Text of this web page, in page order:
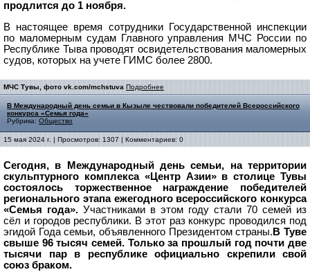
продлится до 1 ноября.
В настоящее время сотрудники Государственной инспекции
по маломерным судам Главного управления МЧС России по
Республике Тыва проводят освидетельствования маломерных
судов, которых на учете ГИМС более 2800.
МЧС Тувы, фото vk.com/mchstuva Подробнее
В Международный день семьи в Кызыле чествовали победителей Всероссийского
конкурса «Семья года»
Рубрика: Общество
15 мая 2024 г. | Просмотров: 1307 | Комментариев: 0
Сегодня, в Международный день семьи, на территории
скульптурного комплекса «Центр Азии» в столице Тувы
состоялось торжественное награждение победителей
регионального этапа ежегодного всероссийского конкурса
«Семья года». Участниками в этом году стали 70 семей из
сёл и городов республики. В этот раз конкурс проводился под
эгидой Года семьи, объявленного Президентом страны. В Туве
свыше 96 тысяч семей. Только за прошлый год почти две
тысячи пар в республике официально скрепили свой
союз браком.